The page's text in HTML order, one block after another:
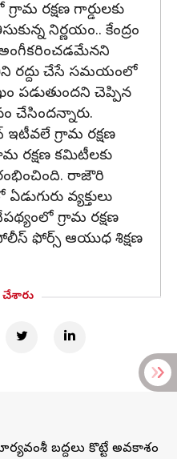
రక్షణ గార్డులకు
నిర్ణయం.. కేంద్రం
రద్దు చేసే సమయంలో
పడుతుందని చెప్పిన
చేసిందన్నారు.
ఇటీవలే గ్రామ రక్షణ
రక్షణ కమిటీలకు
రాజౌరి
వ్యక్తులు
గ్రామ రక్షణ
ఫోర్స్ ఆయుధ శిక్షణ
చేశారు
బద్దలు కొట్టే అవకాశం